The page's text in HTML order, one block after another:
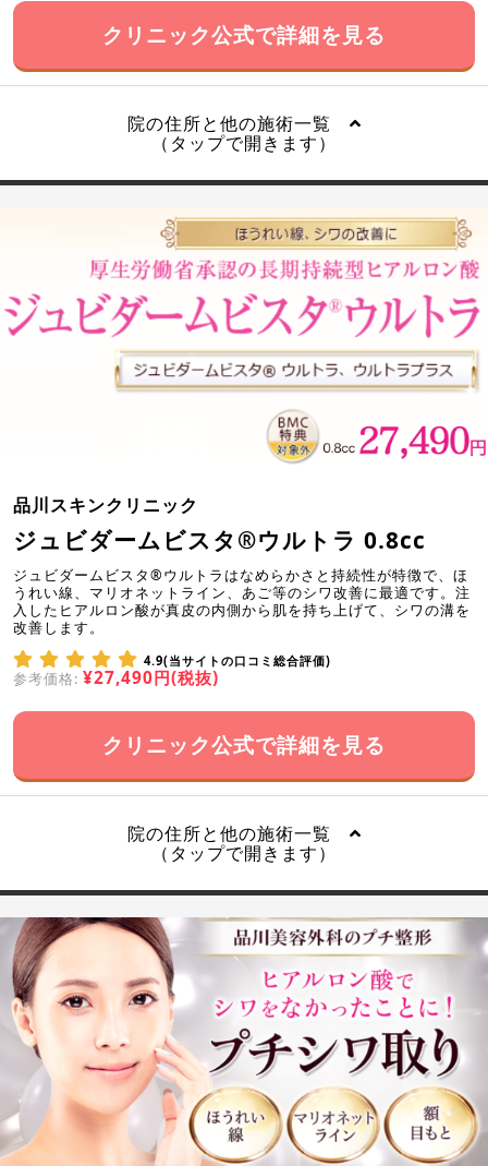
クリニック公式で詳細を見る
院の住所と他の施術一覧
（タップで開きます）
品川スキンクリニック
ジュビダームビスタ®ウルトラ 0.8cc
ジュビダームビスタ®ウルトラはなめらかさと持続性が特徴で、ほ
うれい線、マリオネットライン、あご等のシワ改善に最適です。注
入したヒアルロン酸が真皮の内側から肌を持ち上げて、シワの溝を
改善します。
4.9(当サイトの口コミ総合評価)
参考価格: ¥27,490円(税抜)
クリニック公式で詳細を見る
院の住所と他の施術一覧
（タップで開きます）